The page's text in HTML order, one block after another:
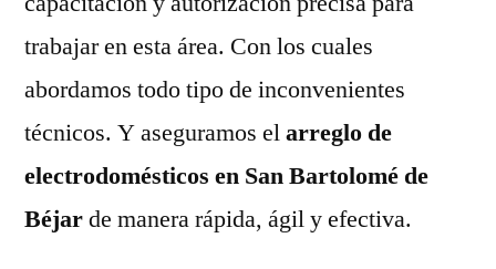
trabajar en esta área. Con los cuales
abordamos todo tipo de inconvenientes
técnicos. Y aseguramos elarreglo de
electrodomésticos en San Bartolomé de
Béjarde manera rápida, ágil y efectiva.